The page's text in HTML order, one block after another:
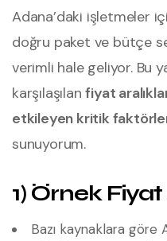
Adana’daki işletmeler
doğru paket ve bütçe
verimli hale geliyor. Bu
karşılaşılanfiyat
etkileyen kritik
sunuyorum.
1) Örnek Fiyat
Bazı kaynaklara göre